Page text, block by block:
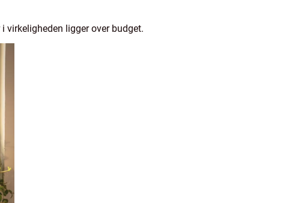
virkeligheden ligger over budget.